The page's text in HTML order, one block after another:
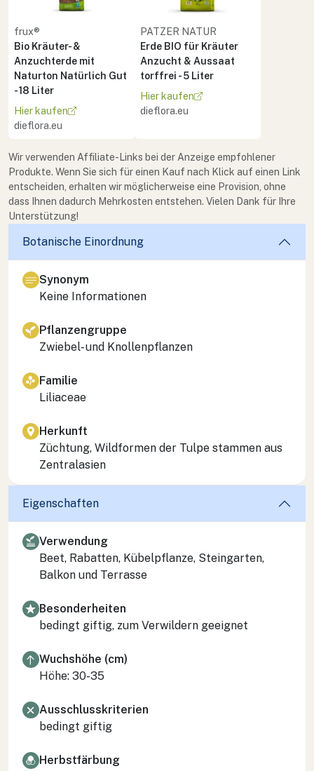
frux®
Bio Kräuter- &
Anzuchterde mit
Naturton Natürlich Gut
- 18 Liter
Hier kaufen
dieflora.eu
PATZER NATUR
Erde BIO für Kräuter
Anzucht & Aussaat
torffrei - 5 Liter
Hier kaufen
dieflora.eu
Wir verwenden Affiliate-Links bei der Anzeige empfohlener
Produkte. Wenn Sie sich für einen Kauf nach Klick auf einen Link
entscheiden, erhalten wir möglicherweise eine Provision, ohne
dass Ihnen dadurch Mehrkosten entstehen. Vielen Dank für Ihre
Unterstützung!
Botanische Einordnung
Synonym
Keine Informationen
Pflanzengruppe
Zwiebel- und Knollenpflanzen
Familie
Liliaceae
Herkunft
Züchtung, Wildformen der Tulpe stammen aus
Zentralasien
Eigenschaften
Verwendung
Beet, Rabatten, Kübelpflanze, Steingarten,
Balkon und Terrasse
Besonderheiten
bedingt giftig, zum Verwildern geeignet
Wuchshöhe (cm)
Höhe: 30-35
Ausschlusskriterien
bedingt giftig
Herbstfärbung